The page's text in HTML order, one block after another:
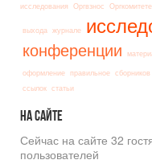
исследования Оргвзнос Оргкомитете
выхода журнале
конференции
оформление правильное сборников
ссылок статьи
Насайте
Сейчас на сайте 32
пользователей